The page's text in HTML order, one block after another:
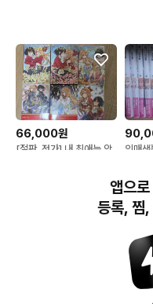
66,000원
[절판, 정가] 내 최애는 악
의매
번개장터(주) 사업자정보, 이용약관 및
번개장터㈜는 통신판매중개자이며, 통신
앱으
등록, 찜,